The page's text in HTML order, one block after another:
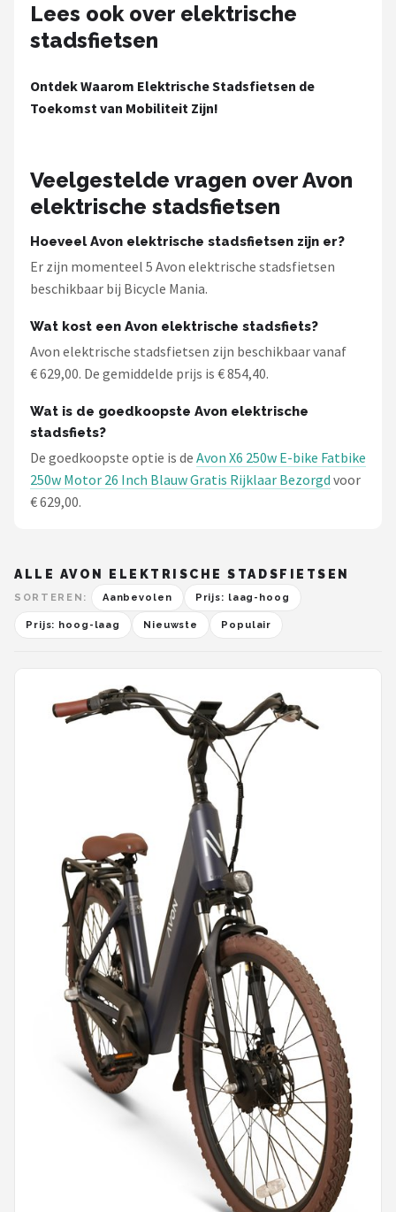
Lees ook over elektrische
stadsfietsen
Ontdek Waarom Elektrische Stadsfietsen de
Toekomst van Mobiliteit Zijn!
Veelgestelde vragen over Avon
elektrische stadsfietsen
Hoeveel Avon elektrische stadsfietsen zijn er?
Er zijn momenteel 5 Avon elektrische stadsfietsen
beschikbaar bij Bicycle Mania.
Wat kost een Avon elektrische stadsfiets?
Avon elektrische stadsfietsen zijn beschikbaar vanaf
€ 629,00. De gemiddelde prijs is € 854,40.
Wat is de goedkoopste Avon elektrische
stadsfiets?
De goedkoopste optie is de Avon X6 250w E-bike Fatbike
250w Motor 26 Inch Blauw Gratis Rijklaar Bezorgd voor
€ 629,00.
ALLE AVON ELEKTRISCHE STADSFIETSEN
SORTEREN: Aanbevolen Prijs: laag-hoog
Prijs: hoog-laag Nieuwste Populair